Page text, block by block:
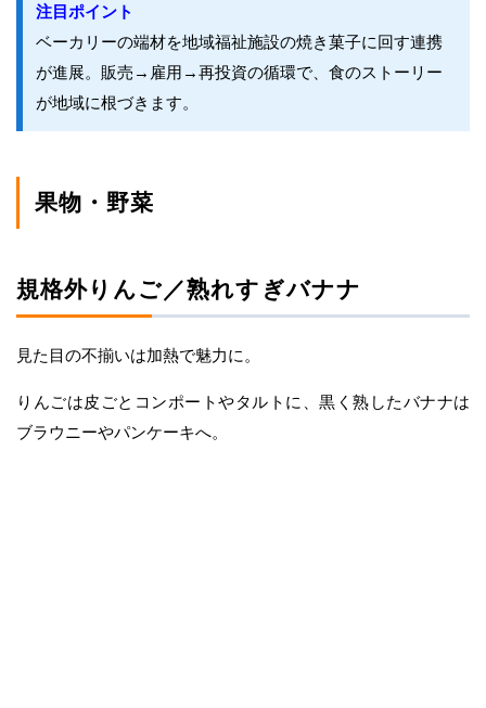
注目ポイント
ベーカリーの端材を地域福祉施設の焼き菓子に回す連携
が進展。販売→雇用→再投資の循環で、食のストーリー
が地域に根づきます。
果物・野菜
規格外りんご／熟れすぎバナナ
見た目の不揃いは加熱で魅力に。
りんごは皮ごとコンポートやタルトに、黒く熟したバナナは
ブラウニーやパンケーキへ。